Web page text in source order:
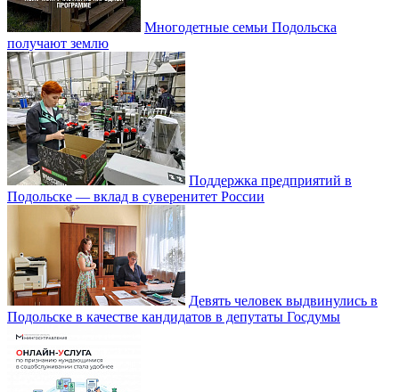
Многодетные семьи Подольска
получают землю
Поддержка предприятий в
Подольске — вклад в суверенитет России
Девять человек выдвинулись в
Подольске в качестве кандидатов в депутаты Госдумы